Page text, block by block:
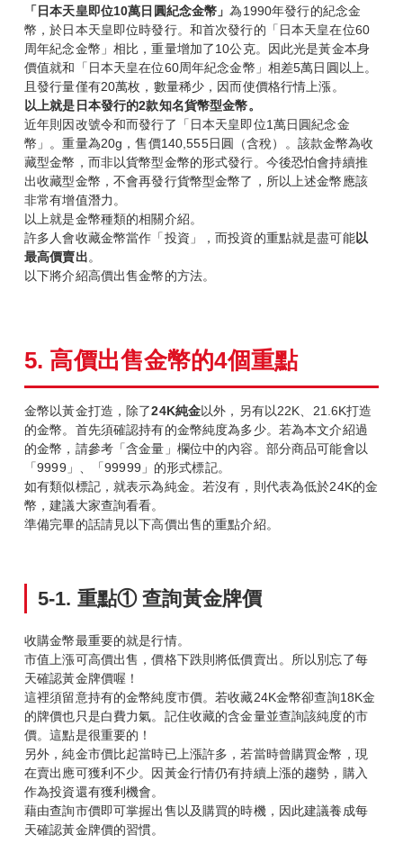
「日本天皇即位10萬日圓紀念金幣」為1990年發行的紀念金
幣，於日本天皇即位時發行。和首次發行的「日本天皇在位60
周年紀念金幣」相比，重量增加了10公克。因此光是黃金本身
價值就和「日本天皇在位60周年紀念金幣」相差5萬日圓以上。
且發行量僅有20萬枚，數量稀少，因而使價格行情上漲。
以上就是日本發行的2款知名貨幣型金幣。
近年則因改號令和而發行了「日本天皇即位1萬日圓紀念金
幣」。重量為20g，售價140,555日圓（含稅）。該款金幣為收
藏型金幣，而非以貨幣型金幣的形式發行。今後恐怕會持續推
出收藏型金幣，不會再發行貨幣型金幣了，所以上述金幣應該
非常有增值潛力。
以上就是金幣種類的相關介紹。
許多人會收藏金幣當作「投資」，而投資的重點就是盡可能以
最高價賣出。
以下將介紹高價出售金幣的方法。
5. 高價出售金幣的4個重點
金幣以黃金打造，除了24K純金以外，另有以22K、21.6K打造
的金幣。首先須確認持有的金幣純度為多少。若為本文介紹過
的金幣，請參考「含金量」欄位中的內容。部分商品可能會以
「9999」、「99999」的形式標記。
如有類似標記，就表示為純金。若沒有，則代表為低於24K的金
幣，建議大家查詢看看。
準備完畢的話請見以下高價出售的重點介紹。
5-1. 重點①查詢黃金牌價
收購金幣最重要的就是行情。
市值上漲可高價出售，價格下跌則將低價賣出。所以別忘了每
天確認黃金牌價喔！
這裡須留意持有的金幣純度市價。若收藏24K金幣卻查詢18K金
的牌價也只是白費力氣。記住收藏的含金量並查詢該純度的市
價。這點是很重要的！
另外，純金市價比起當時已上漲許多，若當時曾購買金幣，現
在賣出應可獲利不少。因黃金行情仍有持續上漲的趨勢，購入
作為投資還有獲利機會。
藉由查詢市價即可掌握出售以及購買的時機，因此建議養成每
天確認黃金牌價的習慣。